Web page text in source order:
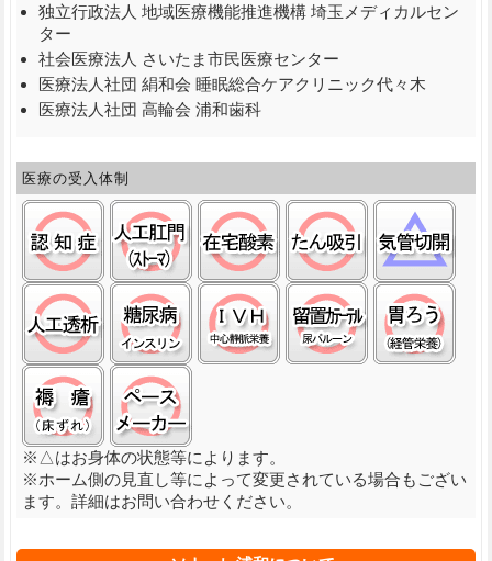
独立行政法人 地域医療機能推進機構 埼玉メディカルセン
ター
社会医療法人 さいたま市民医療センター
医療法人社団 絹和会 睡眠総合ケアクリニック代々木
医療法人社団 高輪会 浦和歯科
医療の受入体制
認知症:○ ストーマ(人工肛門):○
在宅酸素:○ たん吸引:○ 気
人工透析:○ 糖尿病(インスリン):○中心静脈栄養(ＩＶＨ):○
留置カテーテル
経
褥瘡（床ずれ）:○ペースメーカ:○
※△はお身体の状態等によります。
※ホーム側の見直し等によって変更されている場合もござい
ます。詳細はお問い合わせください。